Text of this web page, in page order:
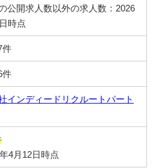
公開求人数以外の求人数：2026
時点
件
件
インディードリクルートパート
4月12日時点